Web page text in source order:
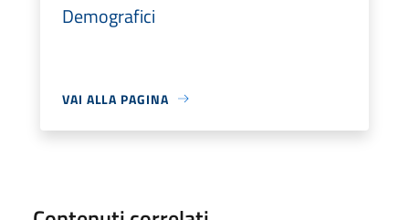
Demografici
VAI ALLA PAGINA